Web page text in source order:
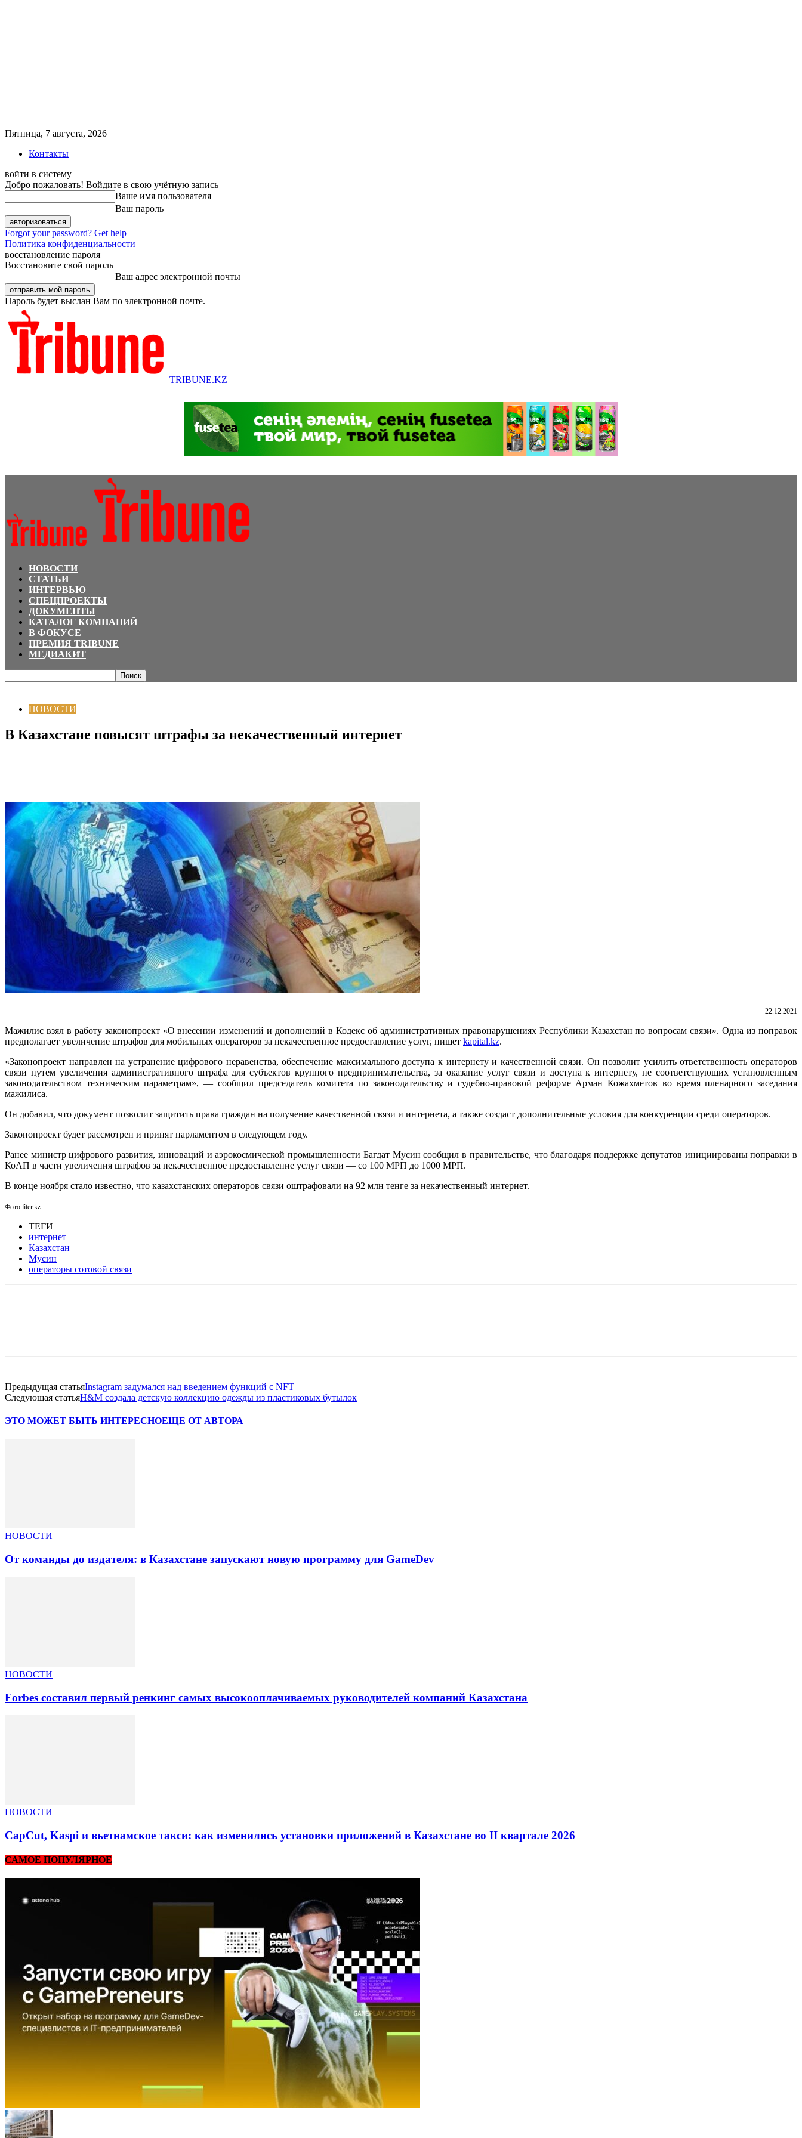
Пятница, 7 августа, 2026
Контакты
войти в систему
Добро пожаловать! Войдите в свою учётную запись
Ваше имя пользователя
Ваш пароль
Forgot your password? Get help
Политика конфиденциальности
восстановление пароля
Восстановите свой пароль
Ваш адрес электронной почты
Пароль будет выслан Вам по электронной почте.
TRIBUNE.KZ
НОВОСТИ
СТАТЬИ
ИНТЕРВЬЮ
СПЕЦПРОЕКТЫ
ДОКУМЕНТЫ
КАТАЛОГ КОМПАНИЙ
В ФОКУСЕ
ПРЕМИЯ TRIBUNE
МЕДИАКИТ
НОВОСТИ
В Казахстане повысят штрафы за некачественный интернет
22.12.2021
Мажилис взял в работу законопроект «О внесении изменений и дополнений в Кодекс об административных правонарушениях Республики Казахстан по вопросам связи». Одна из поправок
предполагает увеличение штрафов для мобильных операторов за некачественное предоставление услуг, пишет kapital.kz.
«Законопроект направлен на устранение цифрового неравенства, обеспечение максимального доступа к интернету и качественной связи. Он позволит усилить ответственность операторов
связи путем увеличения административного штрафа для субъектов крупного предпринимательства, за оказание услуг связи и доступа к интернету, не соответствующих установленным
законодательством техническим параметрам», — сообщил председатель комитета по законодательству и судебно-правовой реформе Арман Кожахметов во время пленарного заседания
мажилиса.
Он добавил, что документ позволит защитить права граждан на получение качественной связи и интернета, а также создаст дополнительные условия для конкуренции среди операторов.
Законопроект будет рассмотрен и принят парламентом в следующем году.
Ранее министр цифрового развития, инноваций и аэрокосмической промышленности Багдат Мусин сообщил в правительстве, что благодаря поддержке депутатов инициированы поправки в
КоАП в части увеличения штрафов за некачественное предоставление услуг связи — со 100 МРП до 1000 МРП.
В конце ноября стало известно, что казахстанских операторов связи оштрафовали на 92 млн тенге за некачественный интернет.
Фото liter.kz
ТЕГИ
интернет
Казахстан
Мусин
операторы сотовой связи
Предыдущая статьяInstagram задумался над введением функций с NFT
Следующая статьяH&M создала детскую коллекцию одежды из пластиковых бутылок
ЭТО МОЖЕТ БЫТЬ ИНТЕРЕСНОЕЩЕ ОТ АВТОРА
НОВОСТИ
От команды до издателя: в Казахстане запускают новую программу для GameDev
НОВОСТИ
Forbes составил первый ренкинг самых высокооплачиваемых руководителей компаний Казахстана
НОВОСТИ
CapCut, Kaspi и вьетнамское такси: как изменились установки приложений в Казахстане во II квартале 2026
САМОЕ ПОПУЛЯРНОЕ